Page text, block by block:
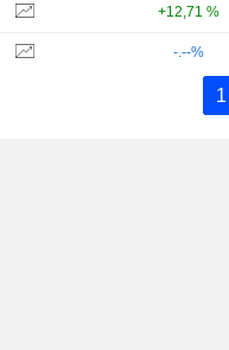
+12,71 %
-.--%
1